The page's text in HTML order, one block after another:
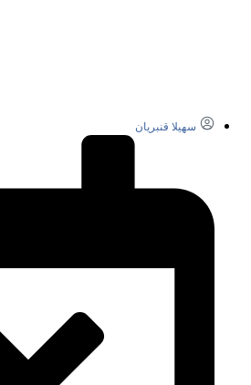
سهیلا قنبریان